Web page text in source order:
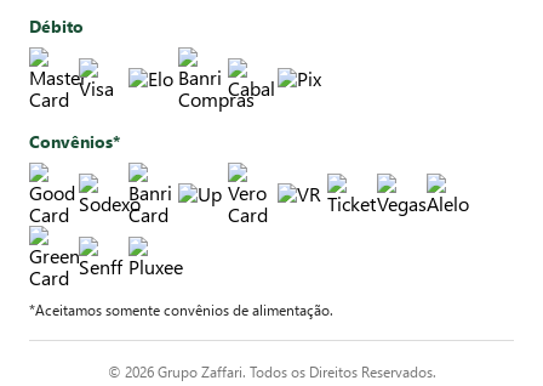
Débito
Convênios*
*Aceitamos somente convênios de alimentação.
© 2026 Grupo Zaffari. Todos os Direitos Reservados.